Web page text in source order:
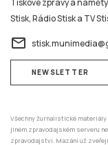
email
NEWSLETTER
Všechny žurnalistické materiály
formě není možné nyní ani v